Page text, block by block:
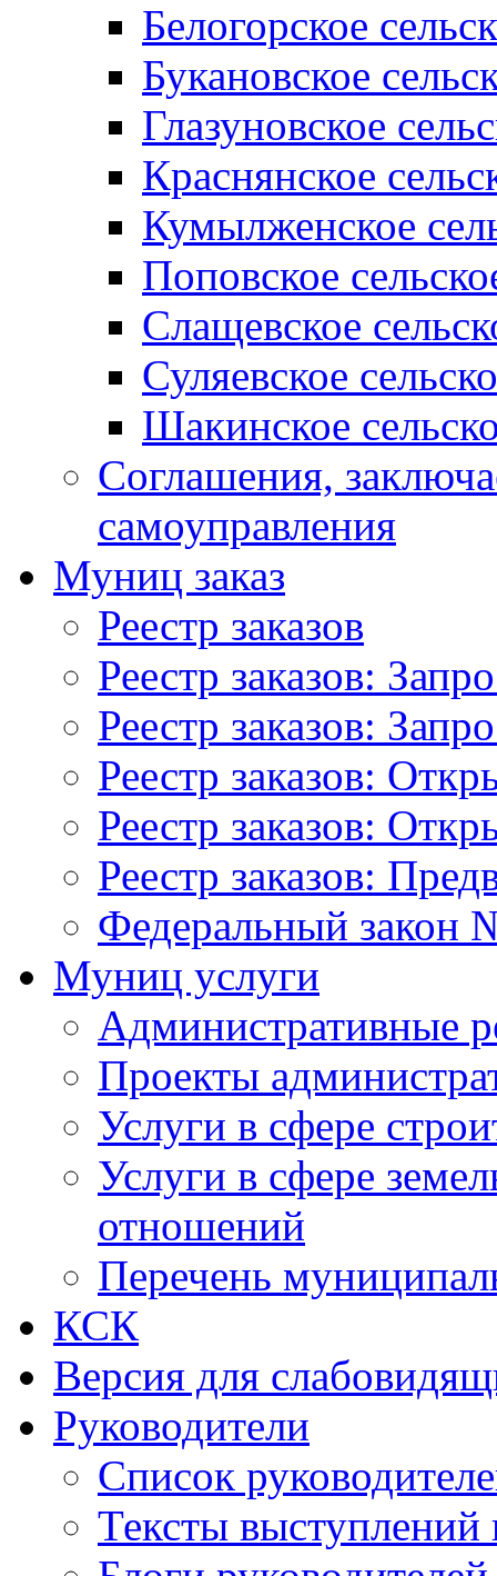
Белогорское
Букановское
Глазуновское
Краснянское
Кумылженское
Поповское
Слащевское
Суляевское
Шакинское
Соглашения,
самоуправления
Муниц заказ
Реестр заказов
Реестр заказов:
Реестр заказов:
Реестр заказов:
Реестр заказов:
Реестр заказов:
Федеральный закон
Муниц услуги
Административные
Проекты
Услуги в сфере
Услуги в сфере
отношений
Перечень
КСК
Версия для
Руководители
Список
Тексты выступлений